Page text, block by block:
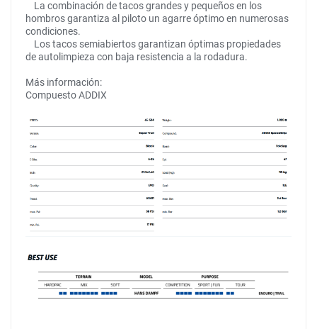
La combinación de tacos grandes y pequeños en los
hombros garantiza al piloto un agarre óptimo en numerosas
condiciones.
Los tacos semiabiertos garantizan óptimas propiedades
de autolimpieza con baja resistencia a la rodadura.
Más información:
Compuesto ADDIX